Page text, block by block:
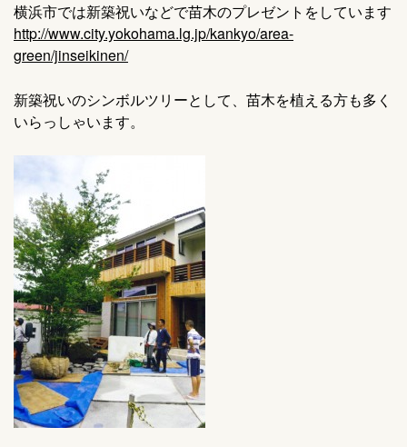
横浜市では新築祝いなどで苗木のプレゼントをしています
http://www.city.yokohama.lg.jp/kankyo/area-
green/jinseikinen/
新築祝いのシンボルツリーとして、苗木を植える方も多く
いらっしゃいます。